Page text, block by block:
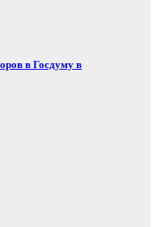
в Госдуму в